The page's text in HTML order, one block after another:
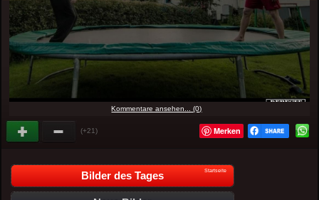
Kommentare ansehen... (0)
(+21) Merken
Bilder des Tages Startseite